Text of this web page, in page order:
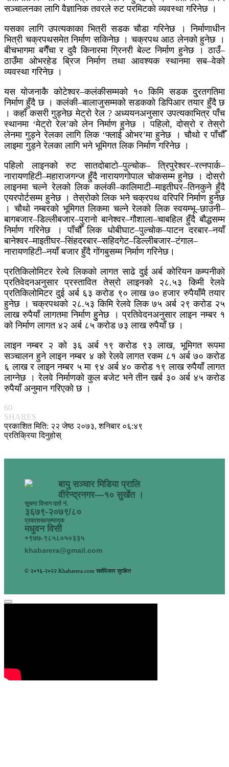
सञ्चालनका लागि वैज्ञानिक तवरले रुट परमिटको व्यवस्था गरिनेछ ।
यसका लागि उपत्यकाका भित्री सडक चौडा गरिनेछ । निर्माणाधीन
भित्री चक्रपथसमेत निर्माण सकिनेछ । चक्रपथ आठ लेनको हुनेछ ।
बीचभागमा बगैँचा र दुवै किनारमा ग्रिनरी बेल्ट निर्माण हुनेछ । ठाउँ–
ठाउँमा ओभरहेड ब्रिज निर्माण तथा आवश्यक स्थानमा सब–वेको
व्यवस्था गरिनेछ ।
यस योजनाकै कोटेश्वर–कलंकीसम्मको १० किमि सडक दु्रतगतिमा
निर्माण हुँदै छ । कलंकी–बालाजुसम्मको सडकको डिपिआर तयार हुँदै छ
। कहाँ कसरी गुड्नेछ मेट्रो रेल ? अध्ययनअनुसार उपत्यकाभित्र पाँच
स्थानमा ‘मेट्रो रेल’को लेन निर्माण हुनेछ । पहिलो, दोस्रो र तेस्रो
लेनमा गुड्ने रेलका लागि लिक ‘फ्लाई ओभर’मा हुनेछ । चौथो र पाँचौँ
लाइमा गुड्ने रेलका लागि भने भूमिगत लिक निर्माण गरिनेछ ।
पहिलो लाइनको रुट सातदोबाटो–पुल्चोक– त्रिपुरेश्वर–रत्नपार्क–
नारायणहिटी–महाराजगन्ज हुँदै नारायणगोपाल चोकसम्म हुनेछ । दोस्रो
लाइनमा चल्ने रेलको लिक कलंकी–कालिमाटी–माइतीघर–तिनकुने हुँदै
एयरपोर्टसम्म हुनेछ । तेस्रोको लिक भने चक्रपथ वरिपरि निर्माण हुनेछ
। चौथो नम्बरको भूमिगत लिकमा चल्ने रेलको लिक स्वयम्भू–छाउनी–
बागबजार–डिल्लीबजार–पुरानो बानेश्वर–गौशाला–चाबहिल हुँदै बौद्धसम्म
निर्माण गरिनेछ । पाँचौँ लिक धोबीघाट–पुल्चोक–पाटन दरबार–नयाँ
बानेश्वर–माइतीघर–सिंहदरबार–सहिदगेट–डिल्लीबजार–टंगाल–
नारायणहिटी–नयाँ बजार हुँदै गोंगबुसम्म निर्माण गरिनेछ।
प्रतिकिलोमिटर रेल्वे लिकको लागत साढे दुई अर्ब कोरियन कम्पनीको
प्रतिवेदनअनुसार प्रस्तावित तेस्रो लाइनको २८.५३ किमी रेलवे
प्रतिकिलोमिटर दुई अर्ब ६३ करोड ९० लाख ७० हजार रुपैयाँमै तयार
हुनेछ । चक्रपथको २८.५३ किमि रेलवे लिक ७५ अर्ब २९ करोड २५
लाख रुपैयाँ लागतमा निर्माण हुुनेछ । प्रतिवेदनअनुसार लाइन नम्बर १
को निर्माण लागत ४२ अर्ब ८५ करोड ७३ लाख रुपैयाँ छ ।
लाइन नम्बर २ को ३६ अर्ब १९ करोड ९३ लाख, भूमिगत रूपमा
सञ्चालन हुने लाइन नम्बर ४ को रेलवे लागत रकम ८१ अर्ब ७० करोड
६ लाख र लाइन नम्बर ५ मा ९४ अर्ब ४० करोड १९ लाख रुपैयाँ लागत
लाग्नेछ । रेलवे निर्माणको कुल बजेट भने तीन खर्ब ३० अर्ब ४५ करोड
रुपैयाँ अनुमान गरिएको छ ।
60
SHARES
प्रकाशित मिति: २२ जेष्ठ २०७३, शनिबार ०६:४९
प्रतिक्रिया दिनुहोस्
बायु सञ्चार मिडिया प्रालि
वीरेन्द्रनगर—१० सुर्खेत ।
सूचना विभाग दर्ता नं.
३६७९-२०७९/८०
प्रकाशक/सम्पादक
मधुवन विसी
+९७७-९८५८०५०३३५
khabarera@gmail.com
© २०१६-२०२२ Khabarera.com सर्वाधिकार सुरक्षित